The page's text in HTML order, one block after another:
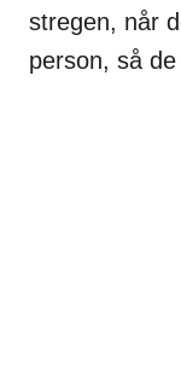
stregen, når
person, så